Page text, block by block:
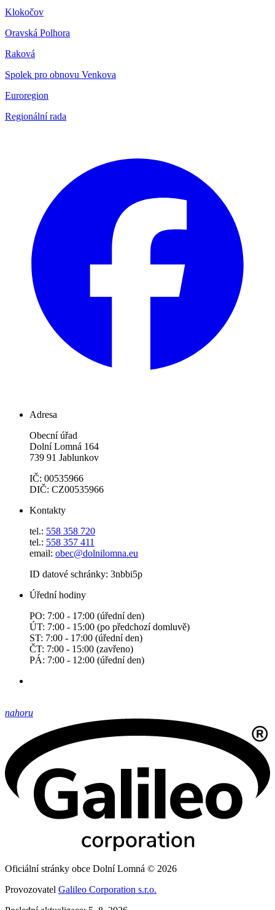
Klokočov
Oravská Polhora
Raková
Spolek pro obnovu Venkova
Euroregion
Regionální rada
Adresa
Obecní úřad
Dolní Lomná 164
739 91 Jablunkov
IČ: 00535966
DIČ: CZ00535966
Kontakty
tel.: 558 358 720
tel.: 558 357 411
email: obec@dolnilomna.eu
ID datové schránky: 3nbbi5p
Úřední hodiny
PO: 7:00 - 17:00 (úřední den)
ÚT: 7:00 - 15:00 (po předchozí domluvě)
ST: 7:00 - 17:00 (úřední den)
ČT: 7:00 - 15:00 (zavřeno)
PÁ: 7:00 - 12:00 (úřední den)
nahoru
Oficiální stránky obce Dolní Lomná © 2026
Provozovatel Galileo Corporation s.r.o.